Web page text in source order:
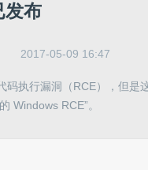
发布
2017-05-09 16:47
执行漏洞（RCE），但是
Windows RCE”。